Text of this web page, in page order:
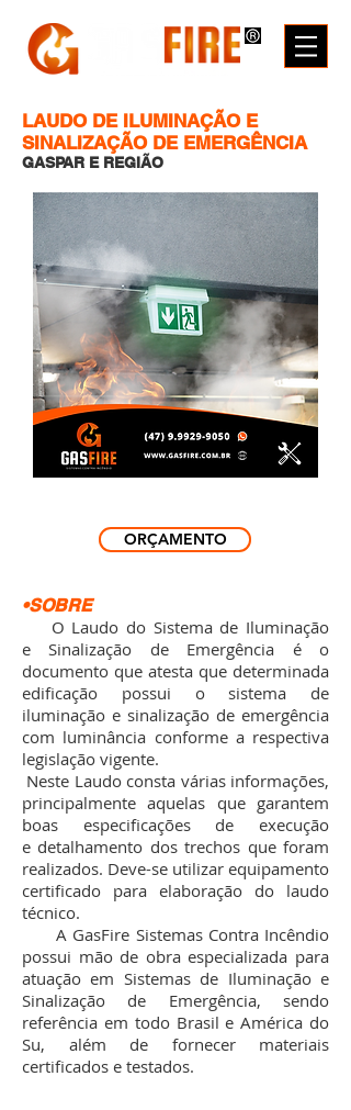
LAUDO DE ILUMINAÇÃO E
SINALIZAÇÃO DE EMERGÊNCIA
GASPAR E REGIÃO
ORÇAMENTO
•SOBRE
O Laudo do Sistema de Iluminação
e Sinalização de Emergência é o
documento que atesta que determinada
edificação possui o sistema de
iluminação e sinalização de emergência
com luminância conforme a respectiva
legislação vigente.
Neste Laudo consta várias informações,
principalmente aquelas que garantem
boas especificações de execução
e detalhamento dos trechos que foram
realizados. Deve-se utilizar equipamento
certificado para elaboração do laudo
técnico.
A GasFire Sistemas Contra Incêndio
possui mão de obra especializada para
atuação em Sistemas de Iluminação e
Sinalização de Emergência, sendo
referência em todo Brasil e América do
Su, além de fornecer materiais
certificados e testados.